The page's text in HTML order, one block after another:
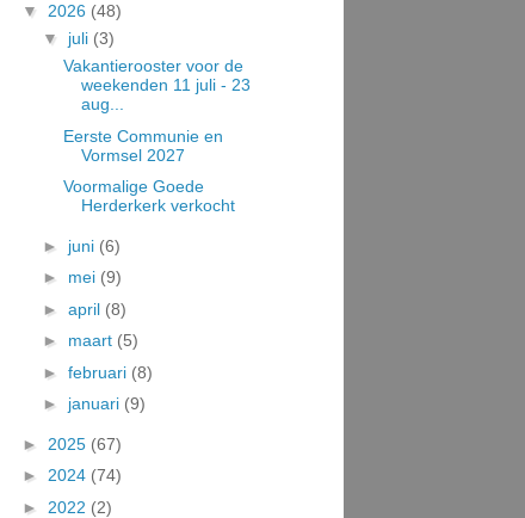
▼ 2026 (48)
▼ juli (3)
Vakantierooster voor de
weekenden 11 juli - 23
aug...
Eerste Communie en
Vormsel 2027
Voormalige Goede
Herderkerk verkocht
► juni (6)
► mei (9)
► april (8)
► maart (5)
► februari (8)
► januari (9)
► 2025 (67)
► 2024 (74)
► 2022 (2)